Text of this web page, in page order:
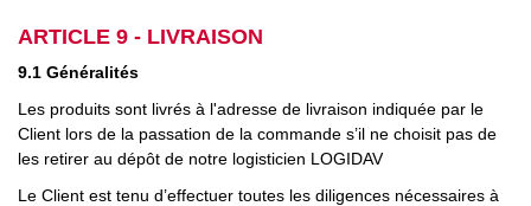
ARTICLE 9 - LIVRAISON
9.1 Généralités
Les produits sont livrés à l'adresse de livraison indiquée par le
Client lors de la passation de la commande s’il ne choisit pas de
les retirer au dépôt de notre logisticien LOGIDAV
Le Client est tenu d’effectuer toutes les diligences nécessaires à